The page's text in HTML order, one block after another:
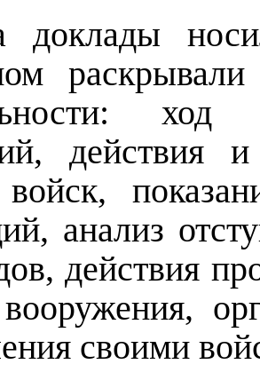
доклады
ход
действия
анализ
действия
своими